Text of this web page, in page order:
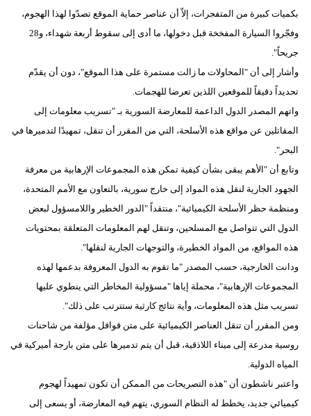
سيارات
بكميات كبيرة من المتفجرات، إلاّ أن عناصر حماية الموقع تصدّوا لهذا الهجوم،
وفجّروا السيارة المفخخة قبل دخولها، ما أدى إلى سقوط أربعة شهداء، و28
جريحاً".
وأشار إلى أن "المحاولات ما زالت مستمرة على هذا الموقع"، دون أن يقدّم
تحديداً دقيقاً للموقعين اللذين تعرضا للهجمات.
واتهم المصدر الدول الداعمة للمعارضة السورية بـ "تسريب معلومات إلى
المقاتلين عن مواقع هذه الأسلحة، التي من المقرر أن تنقل، تمهيدًا لتدميرها في
البحر".
وتابع أن "الأهم يبقى بشأن كيفية تمكن هذه المجموعات الإرهابية من معرفة
الجهود الجارية لنقل هذه المواد إلى خارج سورية، بالتعاون مع الأمم المتحدة،
ومنظمة حظر الأسلحة الكيميائية"، منتقداً "الدور الخطير واللامسؤول لبعض
الدول التي تتواصل مع المسلحين، وتنقل لهم المعلومات المتعلقة بمحتويات
هذه المواقع، من المواد الخطيرة، والتوجهات الجارية لنقلها".
ودانت الخارجية، حسب المصدر "ما تقوم به الدول المعروفة بدعمها لهذه
المجموعات الإرهابية"، محملة إياها "مسؤولية المخاطر التي ينطوي عليها
تسريب مثل هذه المعلومات، وأية نتائج كارثية ستترتب على ذلك".
ومن المقرر أن تنقل العناصر الكيميائية على متن قوافل مؤلفة من شاحنات
روسية مدرعة إلى ميناء اللاذقية، قبل أن يتم تدميرها على متن بارجة أميركية في
المياه الدولية.
واعتبر ناشطون أن "هذه التصريحات من الممكن أن تكون تمهيداً لهجوم
كيميائي جديد، يخطط له النظام السوري، يتهم فيه المعارضة، أو يسعى إلى